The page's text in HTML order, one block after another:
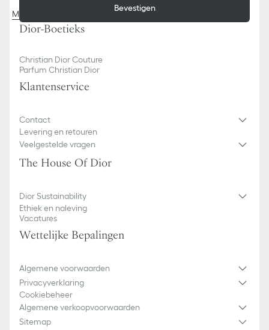
van Limoges-porselein mee versierd. Borden, koffieservies en
andere gestileerde items zijn versierd met het bordeauxrode
motief. De kleur is intens en betoverend en geeft eveneens
ode aan de kunst van gastvrijheid zo geliefkoosd door Monsieur
100% Limoges-porselein
uitsluitend ter illustratie dienen. Als gevolg van recente
kunnen sommige details enigszins afwijken van de foto’s voor wat
Meer zien
Bevestigen
Dior-Boetieks
Christian Dior Couture
Parfum Christian Dior
Klantenservice
Contact
Levering en retouren
Veelgestelde vragen
The House Of Dior
Dior Sustainability
Ethiek en naleving
Vacatures
Wettelijke Bepalingen
Algemene voorwaarden
Privacyverklaring
Cookiebeheer
Algemene verkoopvoorwaarden
Sitemap